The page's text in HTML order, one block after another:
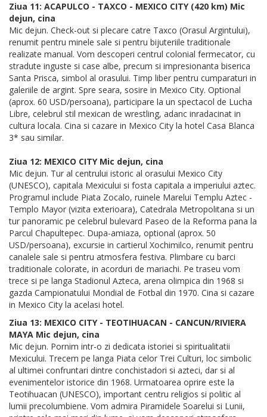
Ziua 11: ACAPULCO - TAXCO - MEXICO CITY (420 km) Mic
dejun, cina
Mic dejun. Check-out si plecare catre Taxco (Orasul Argintului),
renumit pentru minele sale si pentru bijuteriile traditionale
realizate manual. Vom descoperi centrul colonial fermecator, cu
stradute inguste si case albe, precum si impresionanta biserica
Santa Prisca, simbol al orasului. Timp liber pentru cumparaturi in
galeriile de argint. Spre seara, sosire in Mexico City. Optional
(aprox. 60 USD/persoana), participare la un spectacol de Lucha
Libre, celebrul stil mexican de wrestling, adanc inradacinat in
cultura locala. Cina si cazare in Mexico City la hotel Casa Blanca
3* sau similar.
Ziua 12: MEXICO CITY Mic dejun, cina
Mic dejun. Tur al centrului istoric al orasului Mexico City
(UNESCO), capitala Mexicului si fosta capitala a imperiului aztec.
Programul include Piata Zocalo, ruinele Marelui Templu Aztec -
Templo Mayor (vizita exterioara), Catedrala Metropolitana si un
tur panoramic pe celebrul bulevard Paseo de la Reforma pana la
Parcul Chapultepec. Dupa-amiaza, optional (aprox. 50
USD/persoana), excursie in cartierul Xochimilco, renumit pentru
canalele sale si pentru atmosfera festiva. Plimbare cu barci
traditionale colorate, in acorduri de mariachi. Pe traseu vom
trece si pe langa Stadionul Azteca, arena olimpica din 1968 si
gazda Campionatului Mondial de Fotbal din 1970. Cina si cazare
in Mexico City la acelasi hotel.
Ziua 13: MEXICO CITY - TEOTIHUACAN - CANCUN/RIVIERA
MAYA Mic dejun, cina
Mic dejun. Pornim intr-o zi dedicata istoriei si spiritualitatii
Mexicului. Trecem pe langa Piata celor Trei Culturi, loc simbolic
al ultimei confruntari dintre conchistadori si azteci, dar si al
evenimentelor istorice din 1968. Urmatoarea oprire este la
Teotihuacan (UNESCO), important centru religios si politic al
lumii precolumbiene. Vom admira Piramidele Soarelui si Lunii,